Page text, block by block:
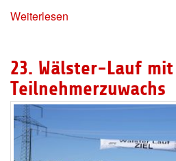
Weiterlesen
23. Wälster-Lauf mit
Teilnehmerzuwachs